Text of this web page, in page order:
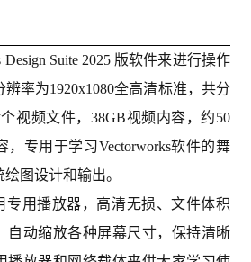
Suite 2025 版软件来进行操作
率为1920x1080全高清标准，共分
视频文件，38GB视频内容，约50
，专用于学习Vectorworks软件的舞
图设计和输出。
用播放器，高清无损、文件体积
自动缩放各种屏幕尺寸，保持清晰